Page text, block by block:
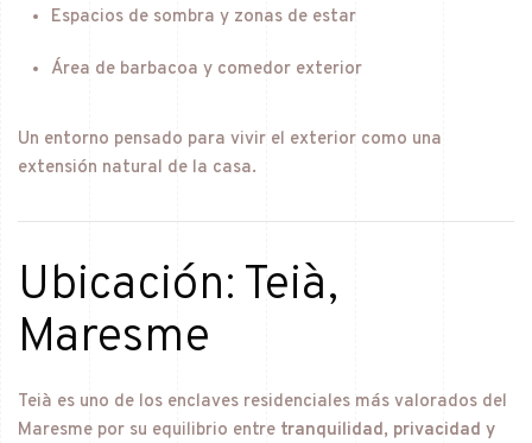
Espacios de sombra y zonas de estar
Área de barbacoa y comedor exterior
Un entorno pensado para vivir el exterior como una
extensión natural de la casa.
Ubicación: Teià,
Maresme
Teià es uno de los enclaves residenciales más valorados del
Maresme por su equilibrio entre tranquilidad, privacidad y